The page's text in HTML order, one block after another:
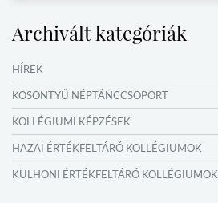
Archivált kategóriák
HÍREK
KÖSÖNTYŰ NÉPTÁNCCSOPORT
KOLLÉGIUMI KÉPZÉSEK
HAZAI ÉRTÉKFELTÁRÓ KOLLÉGIUMOK
KÜLHONI ÉRTÉKFELTÁRÓ KOLLÉGIUMOK